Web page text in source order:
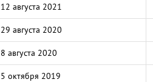
12 августа 2021
29 августа 2020
8 августа 2020
5 октября 2019